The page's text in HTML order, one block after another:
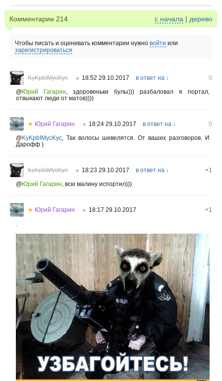
Комментарии 214 с начала | дерево
Чтобы писать и оценивать комментарии нужно войти или
зарегистрироваться
KyKpbIMycKyc ○ 18:52 29.10.2017 в ответ на ↓
0
@Юрий Гагарин, здоровеньки булы))) разбаловал я портал,
отвыкают люди от матов))))
★ Юрий Гагарин ○ 18:24 29.10.2017 в ответ на ↓
0
@KyKpbIMycKyc, Так волосы шевелятся. От ваших разговоров. И
Дарофф )
KyKpbIMycKyc ○ 18:23 29.10.2017 в ответ на ↓
+1
@Юрий Гагарин, всю малину испортил)))
★ Юрий Гагарин ○ 18:17 29.10.2017
+1
.